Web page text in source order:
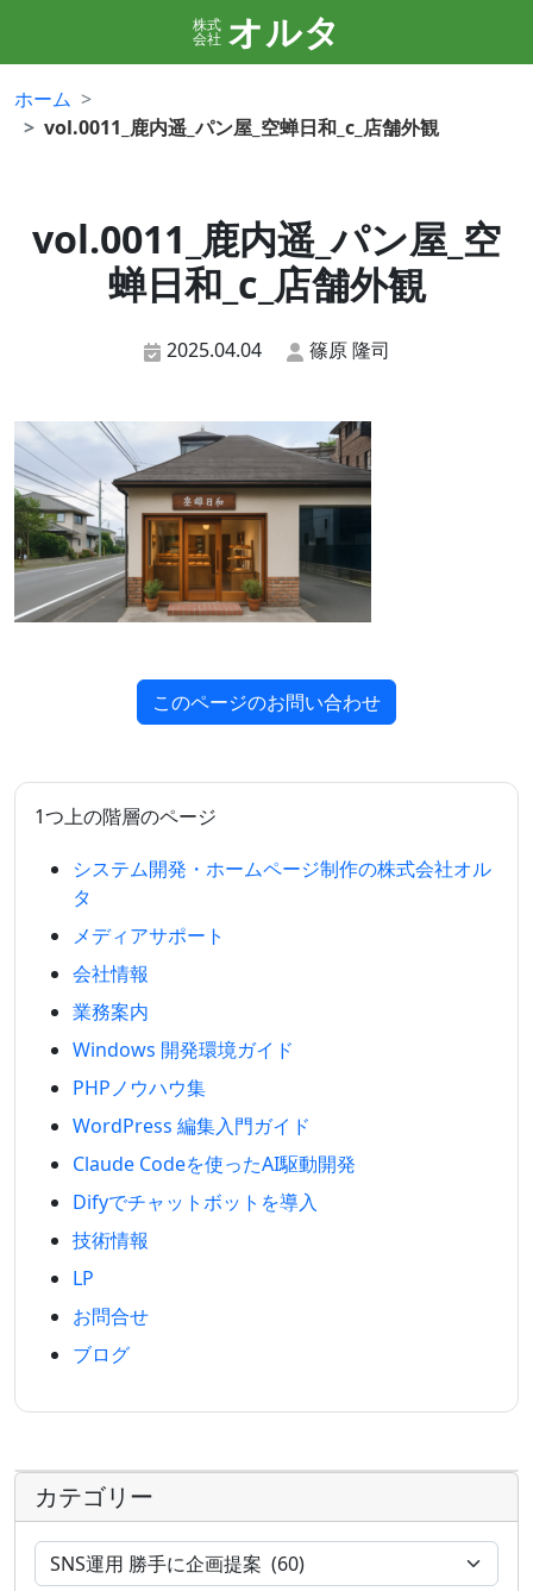
株式
会社 オルタ
ホーム
vol.0011_鹿内遥_パン屋_空蝉日和_c_店舗外観
vol.0011_鹿内遥_パン屋_空
蝉日和_c_店舗外観
2025.04.04 篠原 隆司
このページのお問い合わせ
1つ上の階層のページ
システム開発・ホームページ制作の株式会社オル
タ
メディアサポート
会社情報
業務案内
Windows 開発環境ガイド
PHPノウハウ集
WordPress 編集入門ガイド
Claude Codeを使ったAI駆動開発
Difyでチャットボットを導入
技術情報
LP
お問合せ
ブログ
カテゴリー